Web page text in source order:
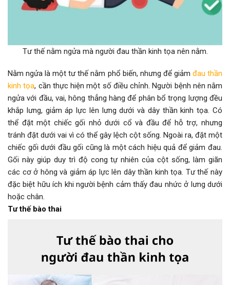
Tư thế nằm ngửa mà người đau thần kinh tọa nên nằm.
Nằm ngửa là một tư thế nằm phổ biến, nhưng để giảm đau thần
kinh tọa, cần thực hiện một số điều chỉnh. Người bệnh nên nằm
ngửa với đầu, vai, hông thẳng hàng để phân bổ trọng lượng đều
khắp lưng, giảm áp lực lên lưng dưới và dây thần kinh tọa. Có
thể đặt một chiếc gối nhỏ dưới cổ và đầu để hỗ trợ, nhưng
tránh đặt dưới vai vì có thể gây lệch cột sống. Ngoài ra, đặt một
chiếc gối dưới đầu gối cũng là một cách hiệu quả để giảm đau.
Gối này giúp duy trì độ cong tự nhiên của cột sống, làm giãn
các cơ ở hông và giảm áp lực lên dây thần kinh tọa. Tư thế này
đặc biệt hữu ích khi người bệnh cảm thấy đau nhức ở lưng dưới
hoặc chân.
Tư thế bào thai